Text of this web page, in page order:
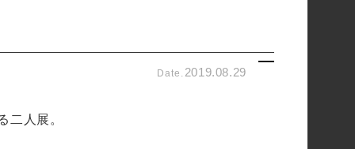
Date. 2019.08.29
二人展。